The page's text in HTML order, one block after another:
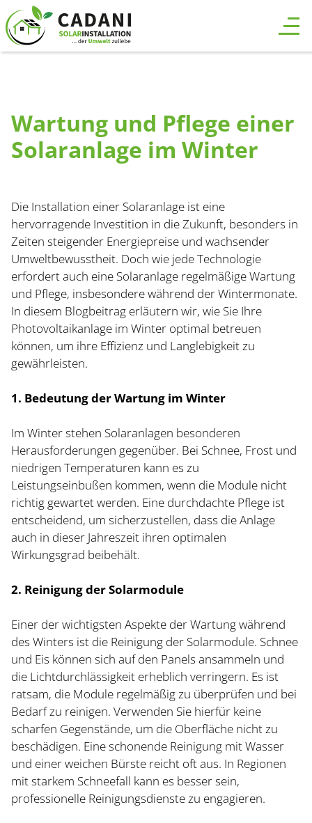
Wartung und Pflege einer
Solaranlage im Winter
Die Installation einer Solaranlage ist eine
hervorragende Investition in die Zukunft, besonders in
Zeiten steigender Energiepreise und wachsender
Umweltbewusstheit. Doch wie jede Technologie
erfordert auch eine Solaranlage regelmäßige Wartung
und Pflege, insbesondere während der Wintermonate.
In diesem Blogbeitrag erläutern wir, wie Sie Ihre
Photovoltaikanlage im Winter optimal betreuen
können, um ihre Effizienz und Langlebigkeit zu
gewährleisten.
1. Bedeutung der Wartung im Winter
Im Winter stehen Solaranlagen besonderen
Herausforderungen gegenüber. Bei Schnee, Frost und
niedrigen Temperaturen kann es zu
Leistungseinbußen kommen, wenn die Module nicht
richtig gewartet werden. Eine durchdachte Pflege ist
entscheidend, um sicherzustellen, dass die Anlage
auch in dieser Jahreszeit ihren optimalen
Wirkungsgrad beibehält.
2. Reinigung der Solarmodule
Einer der wichtigsten Aspekte der Wartung während
des Winters ist die Reinigung der Solarmodule. Schnee
und Eis können sich auf den Panels ansammeln und
die Lichtdurchlässigkeit erheblich verringern. Es ist
ratsam, die Module regelmäßig zu überprüfen und bei
Bedarf zu reinigen. Verwenden Sie hierfür keine
scharfen Gegenstände, um die Oberfläche nicht zu
beschädigen. Eine schonende Reinigung mit Wasser
und einer weichen Bürste reicht oft aus. In Regionen
mit starkem Schneefall kann es besser sein,
professionelle Reinigungsdienste zu engagieren.